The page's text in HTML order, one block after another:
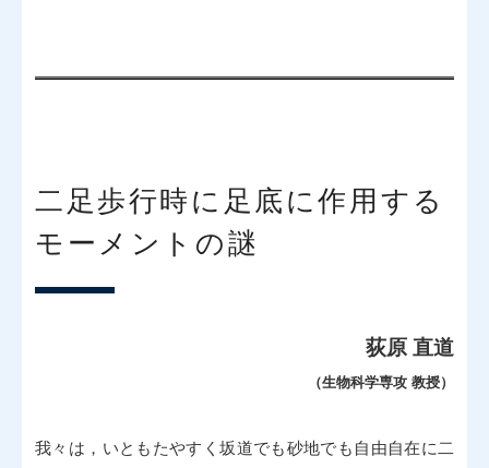
二足歩行時に足底に作用する
モーメントの謎
荻原 直道
（生物科学専攻 教授）
我々は，いともたやすく坂道でも砂地でも自由自在に二